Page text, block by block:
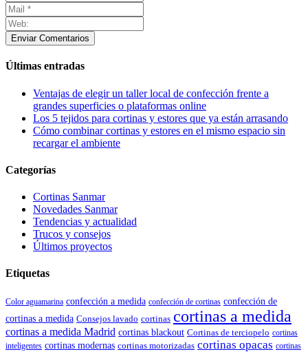
Enviar Comentarios
Últimas entradas
Ventajas de elegir un taller local de confección frente a
grandes superficies o plataformas online
Los 5 tejidos para cortinas y estores que ya están arrasando
Cómo combinar cortinas y estores en el mismo espacio sin
recargar el ambiente
Categorías
Cortinas Sanmar
Novedades Sanmar
Tendencias y actualidad
Trucos y consejos
Últimos proyectos
Etiquetas
Color aguamarina confección a medida confección de cortinas confección de
cortinas a medida Consejos lavado cortinas cortinas a medida
cortinas a medida Madrid cortinas blackout Cortinas de terciopelo cortinas
inteligentes cortinas modernas cortinas motorizadas cortinas opacas cortinas